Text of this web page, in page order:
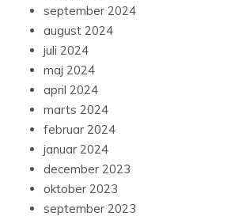
september 2024
august 2024
juli 2024
maj 2024
april 2024
marts 2024
februar 2024
januar 2024
december 2023
oktober 2023
september 2023